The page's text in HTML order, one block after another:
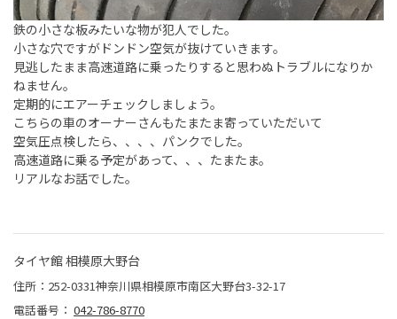
鉄の小さな板みたいな物が犯人でした。
小さな穴ですがドンドン空気が抜けていきます。
見逃したまま高速道路に乗ったりすると思わぬトラブルになりか
ねません。
定期的にエアーチェックしましょう。
こちらの車のオーナーさんもたまたま寄っていただいて
空気圧点検したら、、、、パンクでした。
高速道路に乗る予定があって、、、たまたま。
リアルなお話でした。
タイヤ館 相模原大野台
住所：252-0331神奈川県相模原市南区大野台3-32-17
電話番号： 042-786-8770